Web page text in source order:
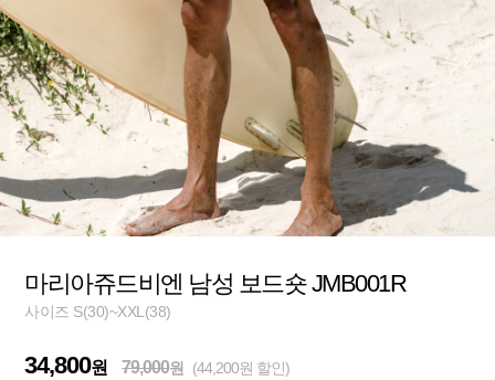
마리아쥬드비엔 남성 보드숏 JMB001R
사이즈 S(30)~XXL(38)
34,800원 79,000원 (44,200원 할인)